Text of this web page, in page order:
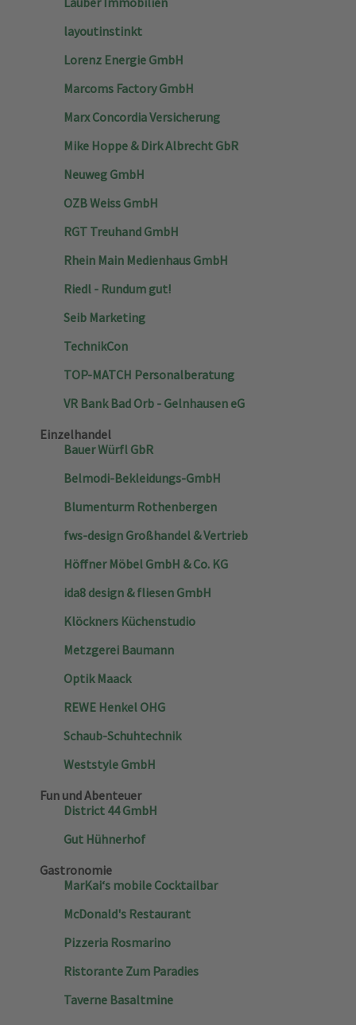
layoutinstinkt
Lorenz Energie GmbH
Marcoms Factory GmbH
Marx Concordia Versicherung
Mike Hoppe & Dirk Albrecht GbR
Neuweg GmbH
OZB Weiss GmbH
RGT Treuhand GmbH
Rhein Main Medienhaus GmbH
Riedl - Rundum gut!
Seib Marketing
TechnikCon
TOP-MATCH Personalberatung
VR Bank Bad Orb - Gelnhausen eG
Einzelhandel
Bauer Würfl GbR
Belmodi-Bekleidungs-GmbH
Blumenturm Rothenbergen
fws-design Großhandel & Vertrieb
Höffner Möbel GmbH & Co. KG
ida8 design & fliesen GmbH
Klöckners Küchenstudio
Metzgerei Baumann
Optik Maack
REWE Henkel OHG
Schaub-Schuhtechnik
Weststyle GmbH
Fun und Abenteuer
District 44 GmbH
Gut Hühnerhof
Gastronomie
MarKai‘s mobile Cocktailbar
McDonald's Restaurant
Pizzeria Rosmarino
Ristorante Zum Paradies
Taverne Basaltmine